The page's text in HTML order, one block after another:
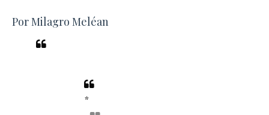
Por Milagro Meléan
*